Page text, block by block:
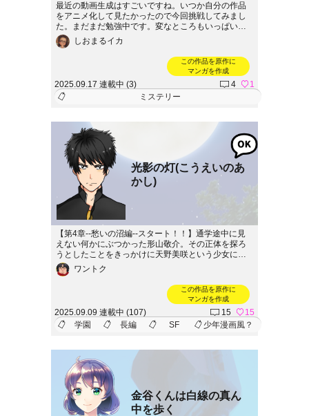
最近の動画生成はすごいですね。いつか自分の作品
をアニメ化して見たかったので今回挑戦してみまし
た。まだまだ勉強中です。変なところもいっぱいあ
るけど試行錯誤で作ってみましたので。ぜひご覧く
ださい。使ったのはGooglestudioのveoです。
しおまるイカ
この作品を原作に
マンガを作成
2025.09.17 連載中 (3) 4
1
ミステリー
光影の灯(こうえいのあ
かし)
【第4章--愁いの沼編--スタート！！】通学途中に見
えない何かにぶつかった形山敬介。その正体を探ろ
うとしたことをきっかけに天野美咲という少女に出
会う。学校からの下校中に何者かに襲われてしまう
のだが、間一髪のところで謎の光に救われる。その
後、美咲からその謎の何者かの正体が影人間(シャド
ー)ということと、美咲自身がそれらと戦う光術士(こ
うじゅつし)だということを知る。自らも影の存在か
ら人々を守りたいと思った敬介は光術士の世界へと
飛び込んでいくことになった。第1章-力の目覚め編-
認証試練編--(61話～96話)第4章--愁いの沼編--(97話
ワントク
この作品を原作に
マンガを作成
2025.09.09 連載中 (107) 15
15
学園
長編 SF 少年漫画風？
金谷くんは白線の真ん
中を歩く